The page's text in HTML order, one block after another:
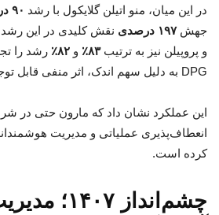
در این میان، منو اتیلن گلایکول با رشد ۹۰ درصدی
جهش۱۹۷ درصدی
نقش کلیدی در این رشد
و پروپیلن نیز به ترتیب۸۳٪ و ۸۲٪
رشد را
DPG به دلیل سهم اندک، اثر منفی قابل توجهی بر درآمد نداشت.
این عملکرد نشان داد که مارون حتی در
انعطاف‌پذیری عملیاتی و مدیریت
کرده است.
چشم‌انداز